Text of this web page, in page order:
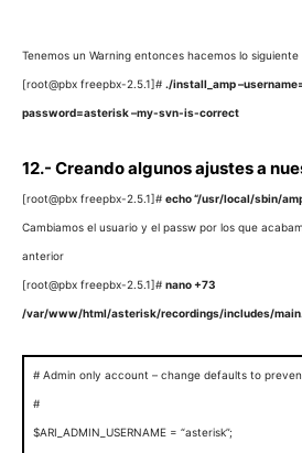
Tenemos un Warning entonces hacemos lo siguiente
[root@pbx freepbx-2.5.1]# ./install_amp
password=asterisk –my-svn-is-correct
12.- Creando algunos ajustes a
[root@pbx freepbx-2.5.1]# echo “/usr/local/sbin/
Cambiamos el usuario y el passw por los que
anterior
[root@pbx freepbx-2.5.1]# nano +73
/var/www/html/asterisk/recordings/includes/
# Admin only account – change defaults to
#
$ARI_ADMIN_USERNAME = “asterisk”;